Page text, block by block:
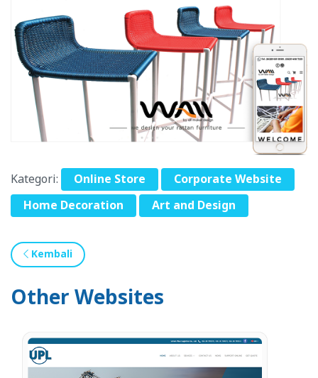
Kategori: Online Store
Corporate Website
Home Decoration
Art and Design
Kembali
Other Websites